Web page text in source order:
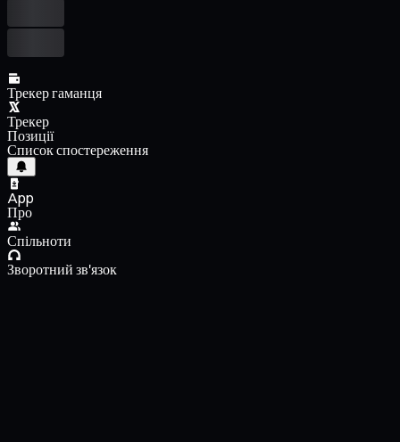
Трекер гаманця
Трекер
Позиції
Список спостереження
App
Про
Спільноти
Зворотний зв'язок